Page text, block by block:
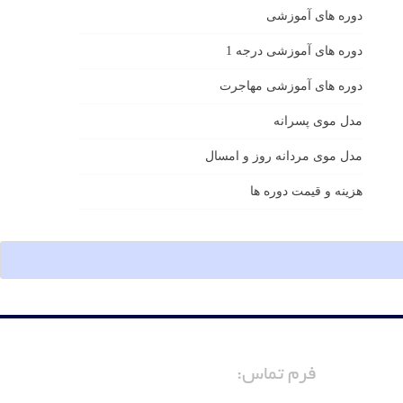
دوره های آموزشی
دوره های آموزشی درجه 1
دوره های آموزشی مهاجرت
مدل موی پسرانه
مدل موی مردانه روز و امسال
هزینه و قیمت دوره ها
فرم تماس: